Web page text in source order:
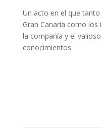
Un acto en el que
Gran Canaria como
la compañía y el
conocimientos.